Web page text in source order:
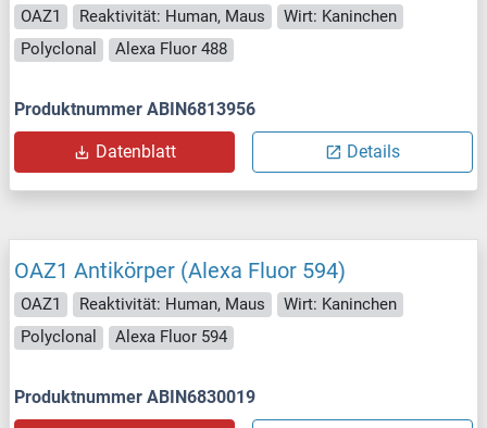
OAZ1 Reaktivität: Human, Maus
Wirt: Kaninchen
Polyclonal
Alexa Fluor 488
Produktnummer ABIN6813956
Datenblatt Details
OAZ1 Antikörper (Alexa Fluor 594)
OAZ1 Reaktivität: Human, Maus
Wirt: Kaninchen
Polyclonal
Alexa Fluor 594
Produktnummer ABIN6830019